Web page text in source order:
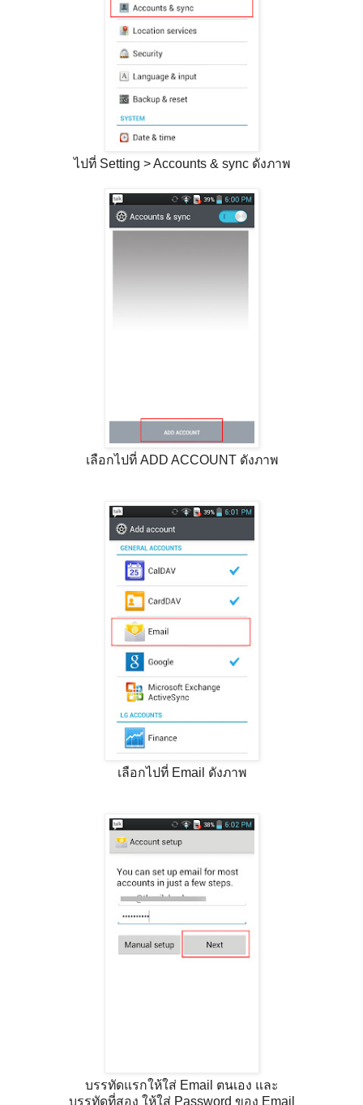
ไปที่ Setting > Accounts & sync ดังภาพ
เลือกไปที่ ADD ACCOUNT ดังภาพ
เลือกไปที่ Email ดังภาพ
บรรทัดแรกให้ใส่ Email ตนเอง และ
บรรทัดที่สอง ให้ใส่ Password ของ Email